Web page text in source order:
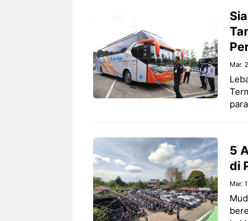
Mar.
5
di
Mar.